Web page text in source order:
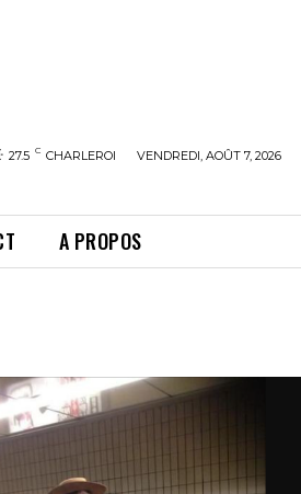
27.5 C CHARLEROI VENDREDI, AOÛT 7, 2026
A PROPOS